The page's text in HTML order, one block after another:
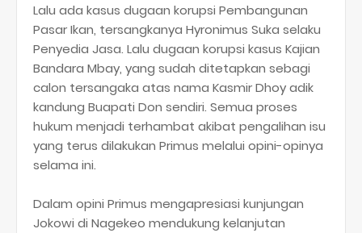
Lalu ada kasus dugaan korupsi Pembangunan
Pasar Ikan, tersangkanya Hyronimus Suka selaku
Penyedia Jasa. Lalu dugaan korupsi kasus Kajian
Bandara Mbay, yang sudah ditetapkan sebagi
calon tersangaka atas nama Kasmir Dhoy adik
kandung Buapati Don sendiri. Semua proses
hukum menjadi terhambat akibat pengalihan isu
yang terus dilakukan Primus melalui opini-opinya
selama ini.
Dalam opini Primus mengapresiasi kunjungan
Jokowi di Nagekeo mendukung kelanjutan